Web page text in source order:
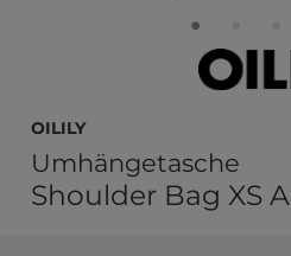
Oilily
Umhängetasche
Shoulder Bag XS